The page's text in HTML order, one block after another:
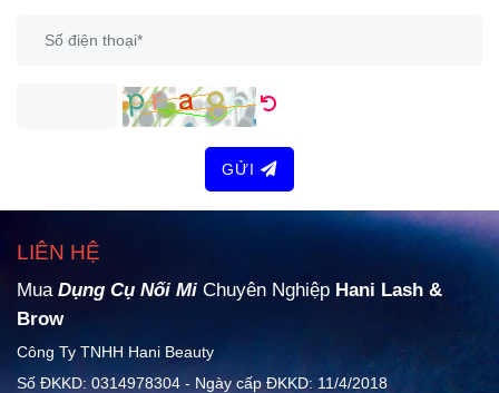
GỬI
LIÊN HỆ
Mua Dụng Cụ Nối Mi Chuyên Nghiệp Hani Lash &
Brow
Công Ty TNHH Hani Beauty
Số ĐKKD: 0314978304 - Ngày cấp ĐKKD: 11/4/2018